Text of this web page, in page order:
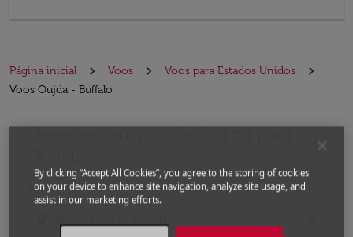
Página inicial Voos
Voos para Estados Unidos
Voos Oujda - Buffalo
Reserve seu voo de Oujda para
De
Experimente atualizar a rota (partida e/ou destino)
By clicking “Accept All Cookies”, you agree to the storing of cookies
on your device to enhance site navigation, analyze site usage, and
assist in our marketing efforts.